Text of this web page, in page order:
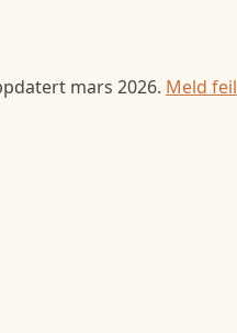
mars 2026. Meld feil